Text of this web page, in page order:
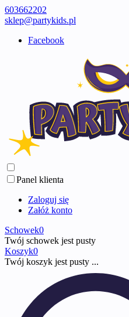
603662202
sklep@partykids.pl
Facebook
Panel klienta
Zaloguj się
Załóż konto
Schowek0
Twój schowek jest pusty
Koszyk0
Twój koszyk jest pusty ...